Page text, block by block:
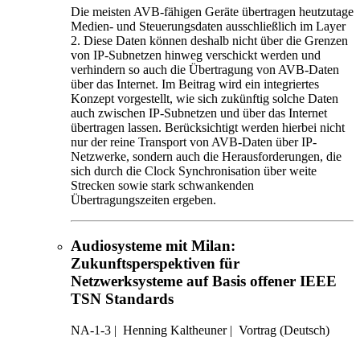
Die meisten AVB-fähigen Geräte übertragen heutzutage
Medien- und Steuerungsdaten ausschließlich im Layer
2. Diese Daten können deshalb nicht über die Grenzen
von IP-Subnetzen hinweg verschickt werden und
verhindern so auch die Übertragung von AVB-Daten
über das Internet. Im Beitrag wird ein integriertes
Konzept vorgestellt, wie sich zukünftig solche Daten
auch zwischen IP-Subnetzen und über das Internet
übertragen lassen. Berücksichtigt werden hierbei nicht
nur der reine Transport von AVB-Daten über IP-
Netzwerke, sondern auch die Herausforderungen, die
sich durch die Clock Synchronisation über weite
Strecken sowie stark schwankenden
Übertragungszeiten ergeben.
Audiosysteme mit Milan:
Zukunftsperspektiven für
Netzwerksysteme auf Basis offener IEEE
TSN Standards
NA-1-3 | Henning Kaltheuner | Vortrag (Deutsch)